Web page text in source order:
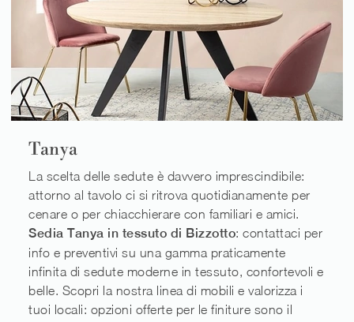
Tanya
La scelta delle sedute è davvero imprescindibile:
attorno al tavolo ci si ritrova quotidianamente per
cenare o per chiacchierare con familiari e amici.
Sedia Tanya in tessuto di Bizzotto: contattaci per
info e preventivi su una gamma praticamente
infinita di sedute moderne in tessuto, confortevoli e
belle. Scopri la nostra linea di mobili e valorizza i
tuoi locali: opzioni offerte per le finiture sono il